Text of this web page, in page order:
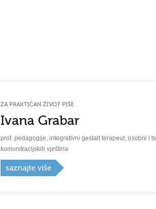
ZA PRAKTIČAN ŽIVOT PIŠE
Ivana Grabar
prof. pedagogije, integrativni gestalt terapeut, osobni i
komunikacijskih vještina
saznajte više